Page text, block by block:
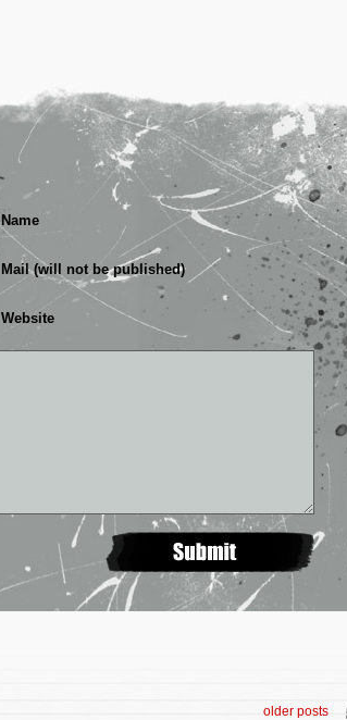
Name
Mail (will not be published)
Website
older posts